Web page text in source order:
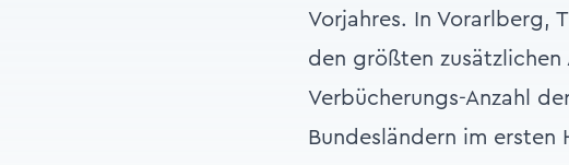
Vorjahres. In Vorarlberg,
den größten
Verbücherungs-Anzahl
Bundesländern im ersten